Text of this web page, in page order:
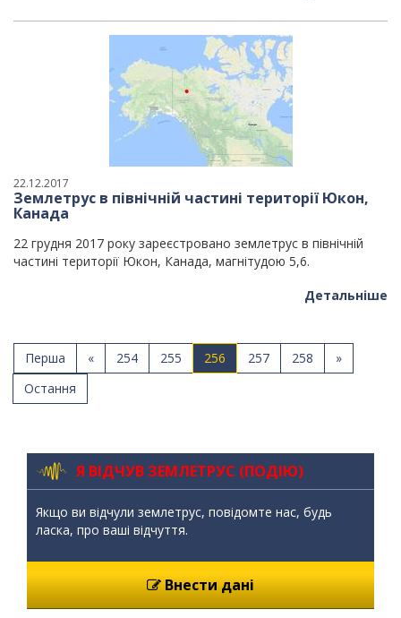
22.12.2017
Землетрус в північній частині території Юкон,
Канада
22 грудня 2017 року зареєстровано землетрус в північній
частині території Юкон, Канада, магнітудою 5,6.
Детальніше
Перша « 254 255 256 257 258
»
Остання
Я ВІДЧУВ ЗЕМЛЕТРУС (ПОДІЮ)
Якщо ви відчули землетрус, повідомте нас, будь
ласка, про ваші відчуття.
Внести дані